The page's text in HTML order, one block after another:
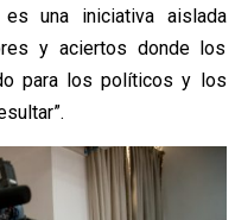
una iniciativa aislada
y aciertos donde los
para los políticos y los